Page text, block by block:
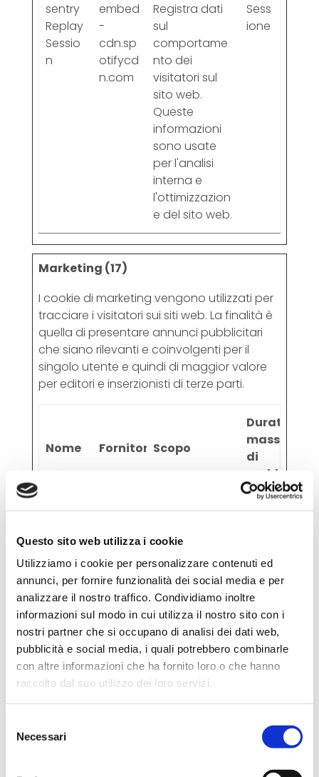
Questo sito web utilizza i cookie
Utilizziamo i cookie per personalizzare contenuti ed
annunci, per fornire funzionalità dei social media e per
analizzare il nostro traffico. Condividiamo inoltre
informazioni sul modo in cui utilizza il nostro sito con i
nostri partner che si occupano di analisi dei dati web,
pubblicità e social media, i quali potrebbero combinarle
con altre informazioni che ha fornito loro o che hanno
raccolto dal suo utilizzo dei loro servizi.
delNecessari
sentry
Replay
Sessio
n
embed
-
cdn.sp
otifycd
n.com
Registra dati
sul
comportame
nto dei
visitatori sul
sito web.
Queste
informazioni
sono usate
per l'analisi
interna e
l'ottimizzazion
e del sito web.
Sess
ione
Marketing (17)
I cookie di marketing vengono utilizzati per
tracciare i visitatori sui siti web. La finalità è
quella di presentare annunci pubblicitari
che siano rilevanti e coinvolgenti per il
singolo utente e quindi di maggior valore
per editori e inserzionisti di terze parti.
Nome FornitoreScopo
Durata
massima
di
__Sec
ROLLO
UT_TO
KEN
YouTu
Utilizzato per
l'interazione
dell'utente
con i
contenuti
incorporati.
180
__Sec
ure-
YEC
YouTu
be
Memorizza le
preferenze
del lettore
video
Sess
ione